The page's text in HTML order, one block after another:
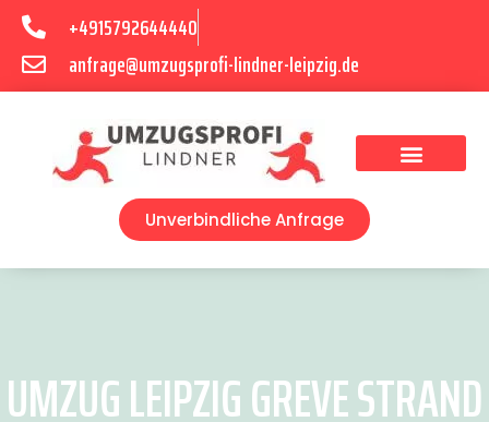
+4915792644440
anfrage@umzugsprofi-lindner-leipzig.de
Unverbindliche Anfrage
UMZUG LEIPZIG GREVE STRAND